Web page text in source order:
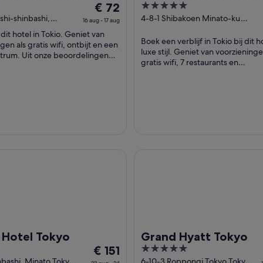
Shiodome
shinbashi,
Tokyo-to
De
prijs
is
€ 72
per
€ 72
16 aug - 17 aug
hotel in Tokio. Geniet van
als gratis wifi, ontbijt en een
Uit onze beoordelingen
Tokyo - Preferred
Resorts, LVX Collection
5
out
5
4-8-1 Shibakoen Minato-ku
Boek een verblijf in Tokio bij dit
luxe stijl. Geniet van
gratis wifi, 7 restaurants en
Hotel Tokyo
De
€ 151
Grand Hyatt Tokyo
5